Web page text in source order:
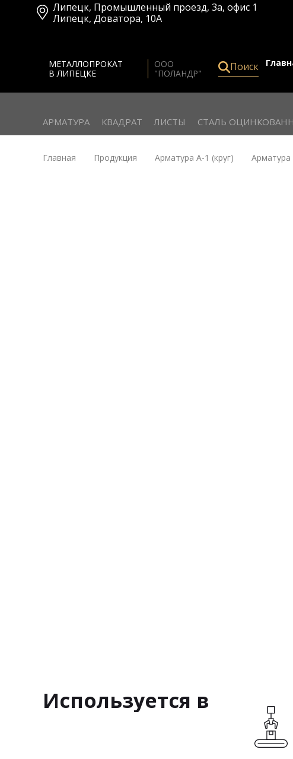
Липецк, Промышленный проезд, 3а, офис 1
Липецк, Доватора, 10А
МЕТАЛЛОПРОКАТ
В ЛИПЕЦКЕ
ООО
"ПОЛАНДР"
Поиск
АРМАТУРА КВАДРАТ ЛИСТЫ СТАЛЬ
Главная Продукция Арматура А-1 (круг) Арматура
Используется в